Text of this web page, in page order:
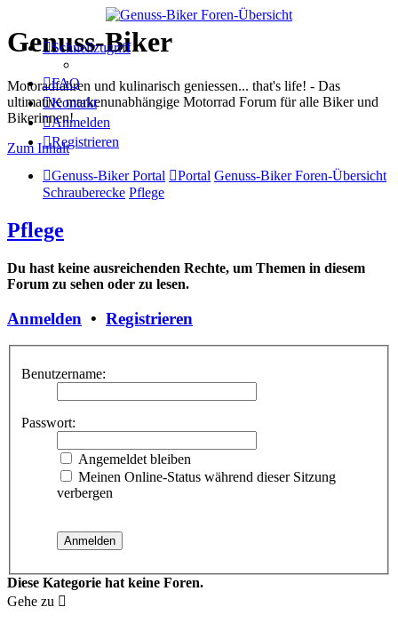
Genuss-Biker
Motoradfahren und kulinarisch geniessen... that's life! - Das
ultimative markenunabhängige Motorrad Forum für alle Biker und
Bikerinnen!
Zum Inhalt
Schnellzugriff
FAQ
Kontakt
Anmelden
Registrieren
Genuss-Biker Portal Portal Genuss-Biker Foren-Übersicht
Schrauberecke Pflege
Pflege
Du hast keine ausreichenden Rechte, um Themen in diesem
Forum zu sehen oder zu lesen.
Anmelden • Registrieren
Benutzername:
Passwort:
Angemeldet bleiben
Meinen Online-Status während dieser Sitzung
verbergen
Diese Kategorie hat keine Foren.
Gehe zu